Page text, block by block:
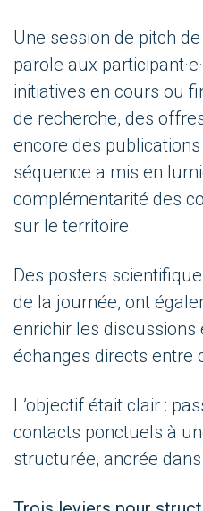
Une session de pitch
parole aux
initiatives en cours ou
de recherche, des
encore des
séquence a mis en
complémentarité des
sur le territoire.
Des posters
de la journée, ont
enrichir les discussions
échanges directs entre
L’objectif était clair :
contacts ponctuels à
structurée, ancrée